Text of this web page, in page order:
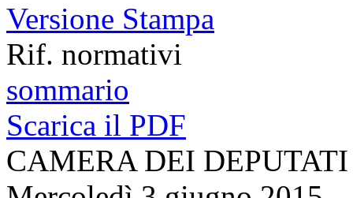
Versione Stampa
Rif. normativi
sommario
Scarica il PDF
CAMERA DEI DEPUTATI